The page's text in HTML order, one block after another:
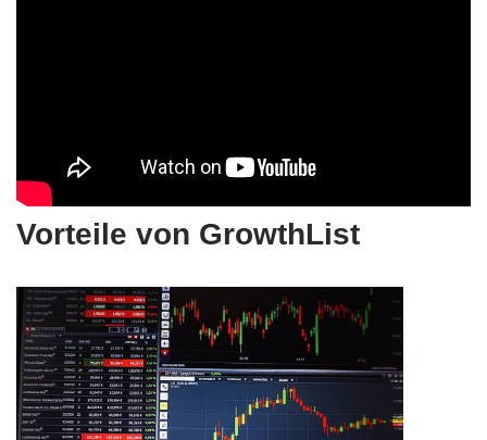
Vorteile von GrowthList